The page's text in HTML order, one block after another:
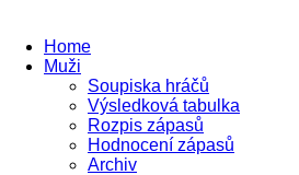
Home
Muži
Soupiska hráčů
Výsledková tabulka
Rozpis zápasů
Hodnocení zápasů
Archiv